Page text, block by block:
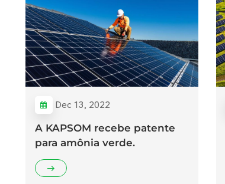
Dec 13, 2022
A KAPSOM recebe patente
para amônia verde.